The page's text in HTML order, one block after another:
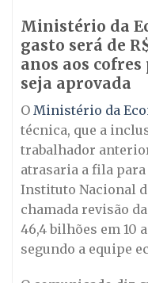
Ministério da
gasto será de
anos aos
seja aprovada
O Ministério da
técnica, que a
trabalhador
atrasaria a fila
Instituto Nacional
chamada revisão
46,4 bilhões em 10
segundo a equipe